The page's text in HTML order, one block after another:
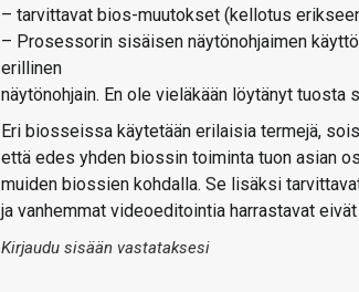
– tarvittavat bios-muutokset (kellotus
– Prosessorin sisäisen näytönohjaimen
erillinen
näytönohjain. En ole vieläkään löytänyt tuosta
Eri biosseissa käytetään erilaisia termejä,
että edes yhden biossin toiminta tuon asian
muiden biossien kohdalla. Se lisäksi
ja vanhemmat videoeditointia harrastavat
Kirjaudu sisään vastataksesi